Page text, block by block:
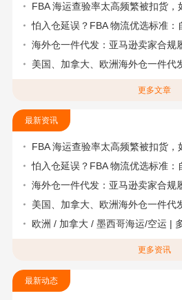
FBA 海运查验率太高频繁被扣货，如
怕入仓延误？FBA 物流优选标准：自营
海外仓一件代发：亚马逊卖家合规
美国、加拿大、欧洲海外仓一件代
更多文章
最新资讯
FBA 海运查验率太高频繁被扣货，如
怕入仓延误？FBA 物流优选标准：自营
海外仓一件代发：亚马逊卖家合规
美国、加拿大、欧洲海外仓一件代
欧洲 / 加拿大 / 墨西哥海运/空运 |
更多资讯
最新动态